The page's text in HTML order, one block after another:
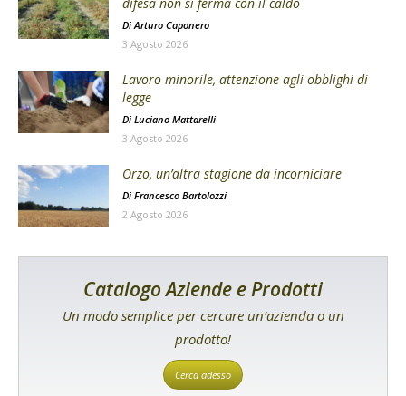
DiArturo Caponero
3 Agosto 2026
Lavoro minorile, attenzione agli obblighi di
legge
Di Luciano Mattarelli
3 Agosto 2026
Orzo, un’altra stagione da incorniciare
Di Francesco Bartolozzi
2 Agosto 2026
Catalogo Aziende e Prodotti
Un modo semplice per cercare un’azienda o un
prodotto!
Cerca adesso